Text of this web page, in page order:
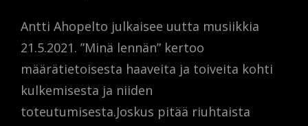
Antti Ahopelto julkaisee uutta musiikkia
21.5.2021. ”Minä lennän” kertoo
määrätietoisesta haaveita ja toiveita kohti
kulkemisesta ja niiden
toteutumisesta.Joskus pitää riuhtaista